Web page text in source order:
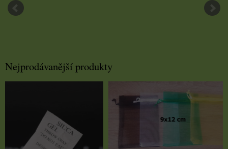
Nejprodávanější produkty